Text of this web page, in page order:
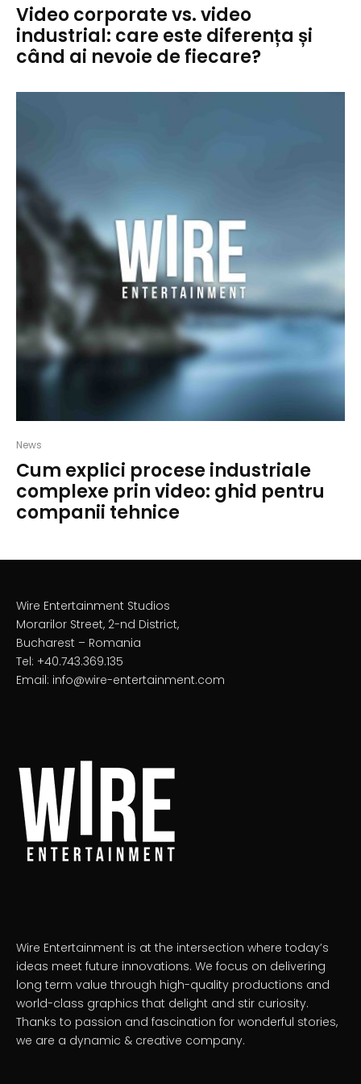
Video corporate vs. video
industrial: care este diferența și
când ai nevoie de fiecare?
News
Cum explici procese industriale
complexe prin video: ghid pentru
companii tehnice
Wire Entertainment Studios
Morarilor Street, 2-nd District,
Bucharest – Romania
Tel: +40.743.369.135
Email: info@wire-entertainment.com
Wire Entertainment is at the intersection where today’s
ideas meet future innovations. We focus on delivering
long term value through high-quality productions and
world-class graphics that delight and stir curiosity.
Thanks to passion and fascination for wonderful stories,
we are a dynamic & creative company.